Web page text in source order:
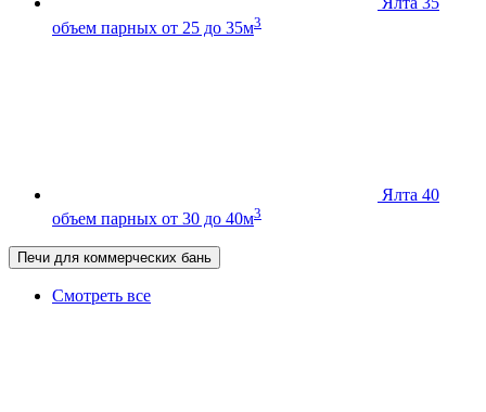
объем парных от 25 до 35м3
Ялта 40
объем парных от 30 до 40м3
Печи для коммерческих бань
Смотреть все